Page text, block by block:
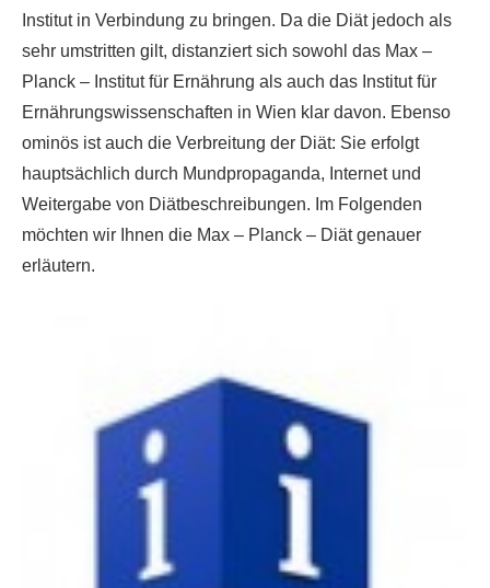
Institut in Verbindung zu bringen. Da die Diät jedoch als
sehr umstritten gilt, distanziert sich sowohl das Max –
Planck – Institut für Ernährung als auch das Institut für
Ernährungswissenschaften in Wien klar davon. Ebenso
ominös ist auch die Verbreitung der Diät: Sie erfolgt
hauptsächlich durch Mundpropaganda, Internet und
Weitergabe von Diätbeschreibungen. Im Folgenden
möchten wir Ihnen die Max – Planck – Diät genauer
erläutern.